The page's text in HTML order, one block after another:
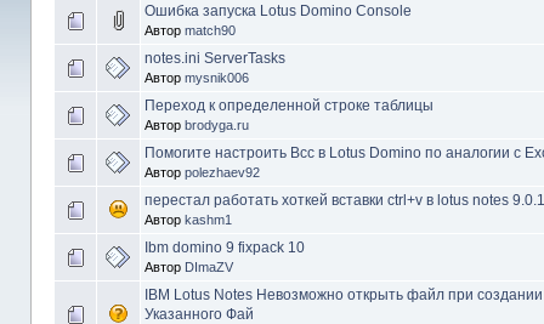
Ошибка запуска Lotus Domino Console
Автор match90
notes.ini ServerTasks
Автор mysnik006
Переход к определенной строке таблицы
Автор brodyga.ru
Помогите настроить Bcc в Lotus Domino по аналогии с
Автор polezhaev92
перестал работать хоткей вставки ctrl+v в lotus notes 9.0.1
Автор kashm1
Ibm domino 9 fixpack 10
Автор DImaZV
IBM Lotus Notes Невозможно открыть файл при
Указанного Фай